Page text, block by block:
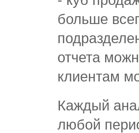
больше
отчета
клиентам
Каждый
любой